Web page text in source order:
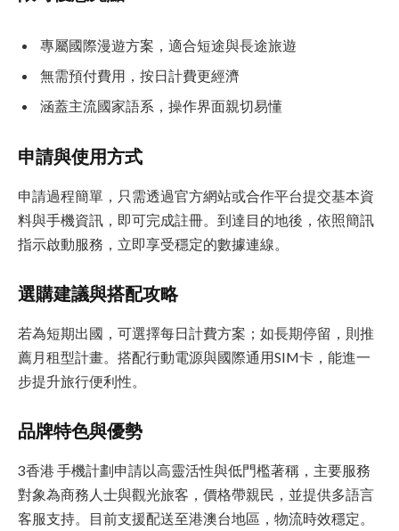
專屬國際漫遊方案，適合短途與長途旅遊
無需預付費用，按日計費更經濟
涵蓋主流國家語系，操作界面親切易懂
申請與使用方式
申請過程簡單，只需透過官方網站或合作平台提交基本資
料與手機資訊，即可完成註冊。到達目的地後，依照簡訊
指示啟動服務，立即享受穩定的數據連線。
選購建議與搭配攻略
若為短期出國，可選擇每日計費方案；如長期停留，則推
薦月租型計畫。搭配行動電源與國際通用SIM卡，能進一
步提升旅行便利性。
品牌特色與優勢
3香港 手機計劃申請以高靈活性與低門檻著稱，主要服務
對象為商務人士與觀光旅客，價格帶親民，並提供多語言
客服支持。目前支援配送至港澳台地區，物流時效穩定。